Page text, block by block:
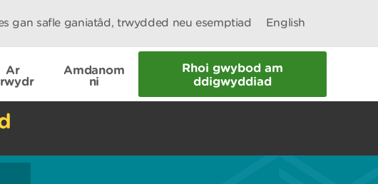
gan safle ganiatâd, trwydded neu esemptiad English
Ar
Amdanom
ni
Rhoi gwybod am
ddigwyddiad